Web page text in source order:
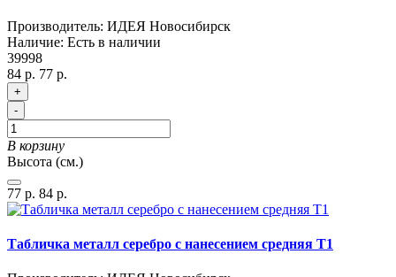
Производитель: ИДЕЯ Новосибирск
Наличие: Есть в наличии
39998
84 р. 77 р.
+
-
В корзину
Высота (см.)
77 р. 84 р.
Табличка металл серебро с нанесением средняя T1